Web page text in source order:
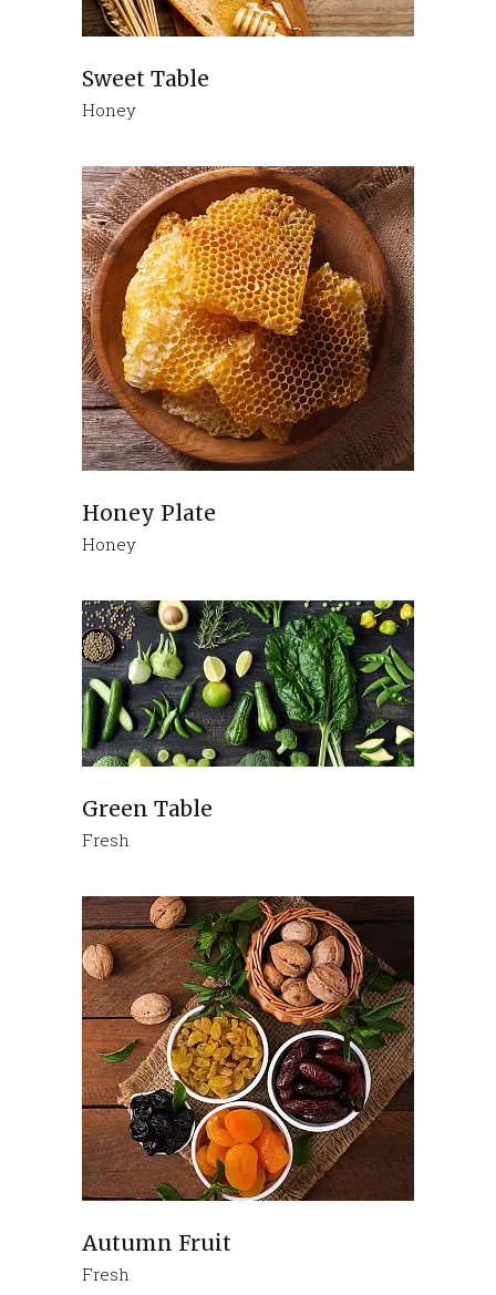
Sweet Table
Honey
Honey Plate
Honey
Green Table
Fresh
Autumn Fruit
Fresh